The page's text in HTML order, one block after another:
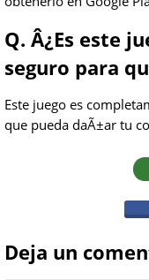
Q. Â¿Es este
seguro para
Este juego es
que pueda daÃ±ar tu
Deja un